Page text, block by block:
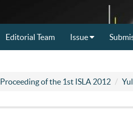
Editorial Team Issue
Proceeding of the 1st ISLA 2012